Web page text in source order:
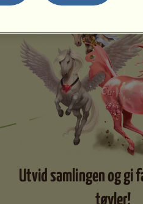
Utvid samlingen og gi
tøyler!